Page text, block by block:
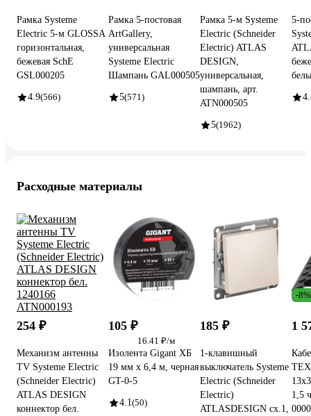
Рамка Systeme
Electric 5-м GLOSSA
горизонтальная,
бежевая SchE
GSL000205
4.9(566)
Рамка 5-постовая
ArtGallery,
универсальная
Systeme Electric
Шампань GAL000505
5(571)
Рамка 5-м Systeme
Electric (Schneider
Electric) ATLAS
DESIGN,
универсальная,
шампань, арт.
ATN000505
5(1962)
5-
Расходные материалы
254 ₽
Механизм антенны
TV Systeme Electric
(Schneider Electric)
ATLAS DESIGN
коннектор бел.
105 ₽
16.41 ₽/м
Изолента Gigant ХБ
19 мм х 6,4 м, черная
GT-0-5
4.1 (50)
185 ₽
1-клавишный
выключатель Systeme
Electric (Schneider
Electric)
ATLASDESIGN сх.1,
-8%
1
1,5